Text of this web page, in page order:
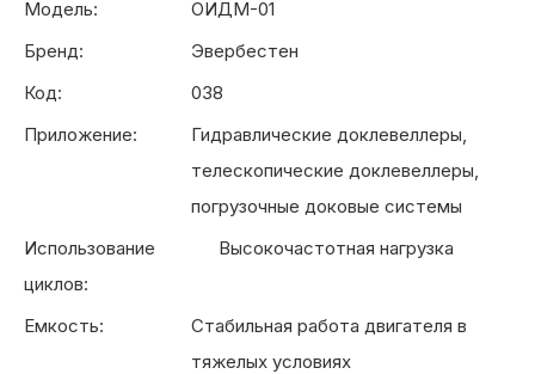
Модель:
ОИДМ-01
Бренд:
Эвербестен
Код:
038
Приложение:
Гидравлические доклевеллеры,
телескопические доклевеллеры,
погрузочные доковые системы
Использование
циклов:
Высокочастотная нагрузка
Емкость:
Стабильная работа двигателя в
тяжелых условиях